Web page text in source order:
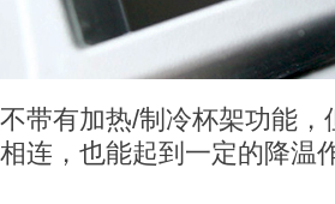
带有加热/制冷杯架功能
连，也能起到一定的降温